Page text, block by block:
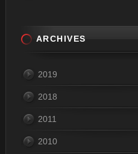
ARCHIVES
2019
2018
2011
2010